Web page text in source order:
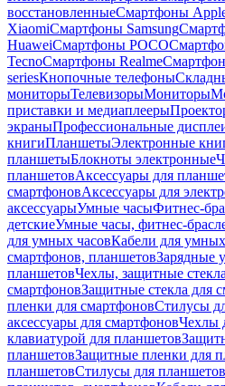
восстановленныеСмартфоны
XiaomiСмартфоны Samsung
HuaweiСмартфоны POCO
TecnoСмартфоны Realme
seriesКнопочные телефоны
мониторыТелевизорыМониторы
приставки и медиаплееры
экраныПрофессиональные
книгиПланшетыЭлектронные
планшетыБлокноты электронные
планшетовАксессуары для
смартфоновАксессуары для
аксессуарыУмные часыФитнес-
детскиеУмные часы, фитнес-
для умных часовКабели для
смартфонов, планшетовЗарядные
планшетовЧехлы, защитные
смартфоновЗащитные стекла для
пленки для смартфоновСтилусы
аксессуары для смартфоновЧехлы
клавиатурой для планшетов
планшетовЗащитные пленки для
планшетовСтилусы для планшетов